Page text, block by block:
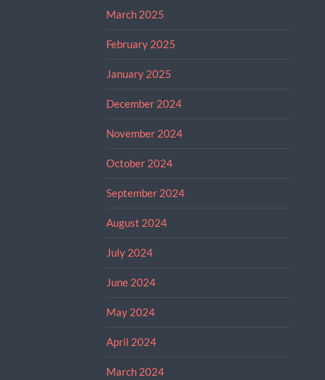
March 2025
February 2025
January 2025
December 2024
November 2024
October 2024
September 2024
August 2024
July 2024
June 2024
May 2024
April 2024
March 2024